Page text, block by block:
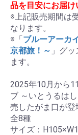
品を目安にお届け
※上記販売期間は
なります。
※「ブルーアーカ
京都旅！～ 」グ
ます。
2025年10月から
ブ ～いとうるは
売したがま口が登
全8種
サイズ：